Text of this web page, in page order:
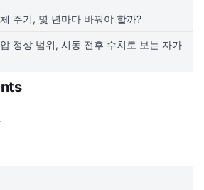
주기, 몇 년마다 바꿔야 할까?
정상 범위, 시동 전후 수치로 보는 자가